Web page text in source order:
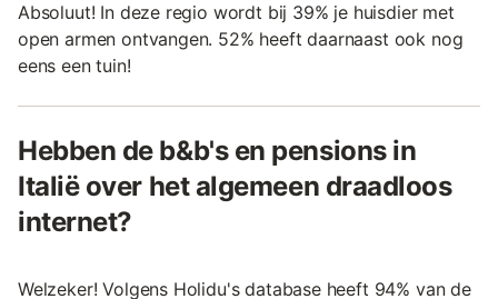
Absoluut! In deze regio wordt bij 39% je huisdier met
open armen ontvangen. 52% heeft daarnaast ook nog
eens een tuin!
Hebben de b&b's en pensions in
Italië over het algemeen draadloos
internet?
Welzeker! Volgens Holidu's database heeft 94% van de